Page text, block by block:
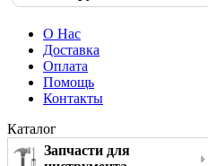
О Нас
Доставка
Оплата
Помощь
Контакты
Каталог
Запчасти для